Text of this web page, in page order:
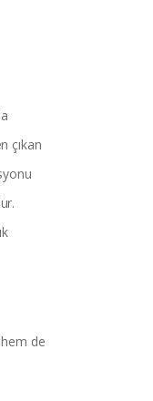
çıkan
hem de